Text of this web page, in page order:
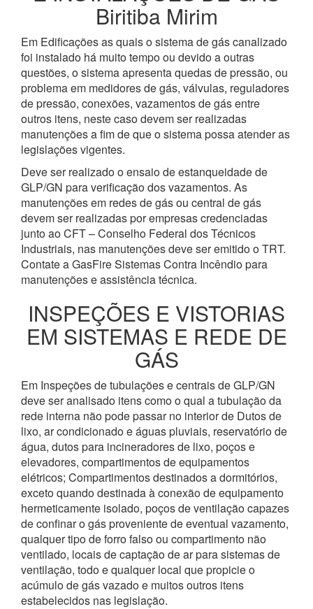
Biritiba Mirim
Em Edificações as quais o sistema de gás canalizado
foi instalado há muito tempo ou devido a outras
questões, o sistema apresenta quedas de pressão, ou
problema em medidores de gás, válvulas, reguladores
de pressão, conexões, vazamentos de gás entre
outros itens, neste caso devem ser realizadas
manutenções a fim de que o sistema possa atender as
legislações vigentes.
Deve ser realizado o ensaio de estanqueidade de
GLP/GN para verificação dos vazamentos. As
manutenções em redes de gás ou central de gás
devem ser realizadas por empresas credenciadas
junto ao CFT – Conselho Federal dos Técnicos
Industriais, nas manutenções deve ser emitido o TRT.
Contate a GasFire Sistemas Contra Incêndio para
manutenções e assistência técnica.
INSPEÇÕES E VISTORIAS
EM SISTEMAS E REDE DE
GÁS
Em Inspeções de tubulações e centrais de GLP/GN
deve ser analisado itens como o qual a tubulação da
rede interna não pode passar no interior de Dutos de
lixo, ar condicionado e águas pluviais, reservatório de
água, dutos para incineradores de lixo, poços e
elevadores, compartimentos de equipamentos
elétricos; Compartimentos destinados a dormitórios,
exceto quando destinada à conexão de equipamento
hermeticamente isolado, poços de ventilação capazes
de confinar o gás proveniente de eventual vazamento,
qualquer tipo de forro falso ou compartimento não
ventilado, locais de captação de ar para sistemas de
ventilação, todo e qualquer local que propicie o
acúmulo de gás vazado e muitos outros itens
estabelecidos nas legislação.